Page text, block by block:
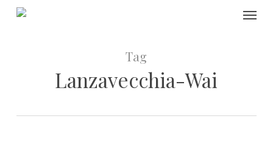
Skip
Tag
Lanzavecchia-Wai